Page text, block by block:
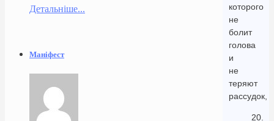
которого
не
болит
голова
и
не
теряют
рассудок,
20.
Детальніше...
Маніфест